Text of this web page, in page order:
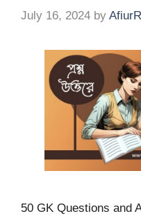
July 16, 2024 by
50 GK Questions and